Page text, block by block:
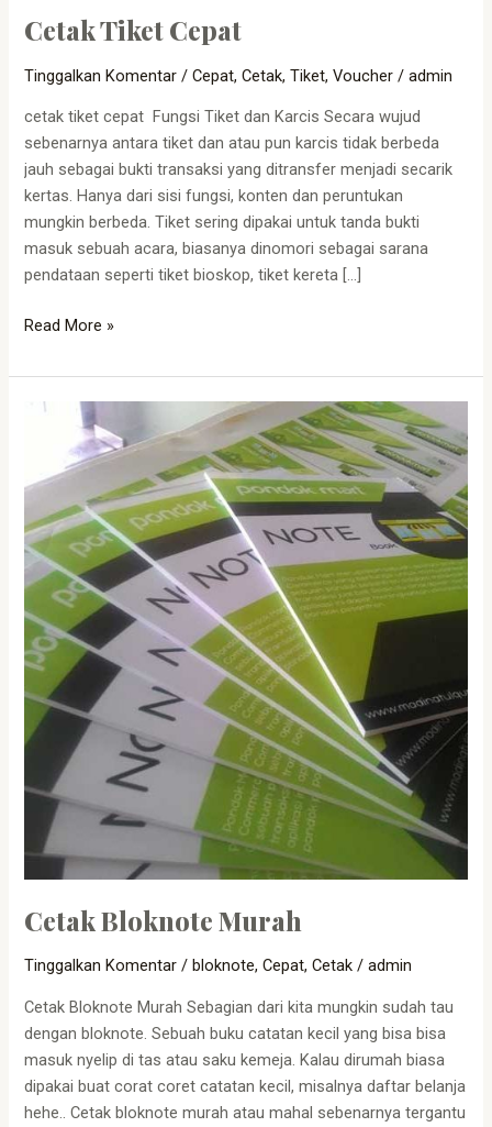
Cetak Tiket Cepat
Tinggalkan Komentar /Cepat,Cetak,Tiket,Voucher /admin
cetak tiket cepat Fungsi Tiket dan Karcis Secara wujud
sebenarnya antara tiket dan atau pun karcis tidak berbeda
jauh sebagai bukti transaksi yang ditransfer menjadi secarik
kertas. Hanya dari sisi fungsi, konten dan peruntukan
mungkin berbeda. Tiket sering dipakai untuk tanda bukti
masuk sebuah acara, biasanya dinomori sebagai sarana
pendataan seperti tiket bioskop, tiket kereta […]
Read More »
Cetak Bloknote Murah
Tinggalkan Komentar / bloknote,Cepat,Cetak /admin
Cetak Bloknote Murah Sebagian dari kita mungkin sudah tau
dengan bloknote. Sebuah buku catatan kecil yang bisa bisa
masuk nyelip di tas atau saku kemeja. Kalau dirumah biasa
dipakai buat corat coret catatan kecil, misalnya daftar belanja
hehe.. Cetak bloknote murah atau mahal sebenarnya tergantu
Cetak
Bloknote
Murah